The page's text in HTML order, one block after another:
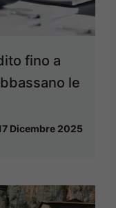
fino a
le
Dicembre 2025